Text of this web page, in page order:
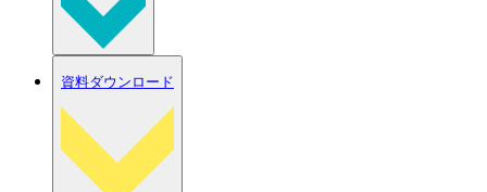
資料ダウンロード